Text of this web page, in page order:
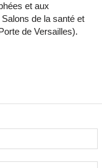
et aux
de la santé et
de Versailles).